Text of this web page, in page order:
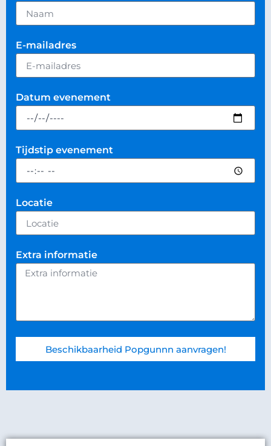
E-mailadres
Datum evenement
Tijdstip evenement
Locatie
Extra informatie
Beschikbaarheid Popgunnn aanvragen!